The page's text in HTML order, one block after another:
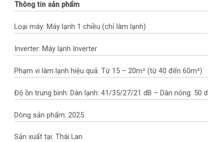
Thông tin sản phẩm
Loại máy: Máy lạnh 1 chiều (chỉ làm lạnh)
Inverter: Máy lạnh Inverter
Phạm vi làm lạnh hiệu quả: Từ 15 – 20m² (từ 40 đến 60m³)
Độ ồn trung bình: Dàn lạnh: 41/35/27/21 dB – Dàn nóng: 50 dB
Dòng sản phẩm: 2025
Sản xuất tại: Thái Lan